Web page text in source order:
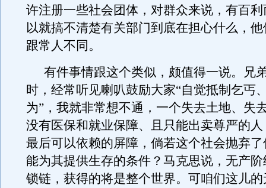
许注册一些社会团体，对群众来说，有百
以就搞不清楚有关部门到底在担心什么，
跟常人不同。
有件事情跟这个类似，颇值得一说。兄
时，经常听见喇叭鼓励大家“自觉抵制乞丐
为”，我就非常想不通，一个失去土地、失
没有医保和就业保障、且只能出卖尊严的
最后可以依赖的屏障，倘若这个社会抛弃
能为其提供生存的条件？马克思说，无产
锁链，获得的将是整个世界。可咱们这儿